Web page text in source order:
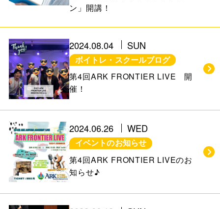
FREE TRIAL
無料体験レッスン
はこちら
お問い合わせ
TEL 011-600-6789
WEB予約はこちら
ン」開講！
2024.08.04 SUN
ボイトレ・スクールブログ
第4回ARK FRONTIER LIVE 開
催！
2024.06.26 WED
イベントのお知らせ
第4回ARK FRONTIER LIVEのお
知らせ♪